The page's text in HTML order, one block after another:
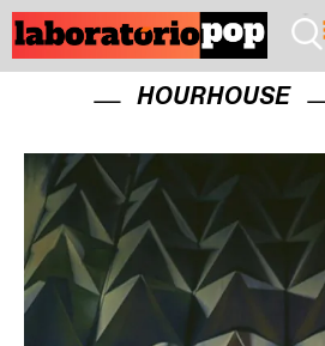
HOURHOUSE